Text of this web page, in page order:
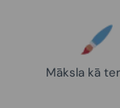
Māksla kā